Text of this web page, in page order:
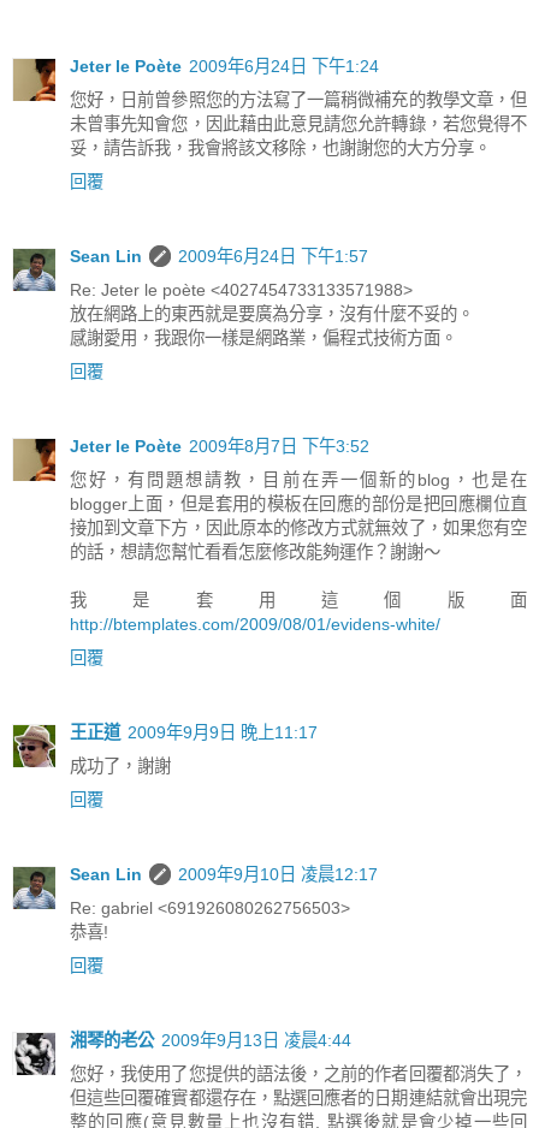
Jeter le Poète 2009年6月24日 下午1:24
您好，日前曾參照您的方法寫了一篇稍微補充的教學文章，但
未曾事先知會您，因此藉由此意見請您允許轉錄，若您覺得不
妥，請告訴我，我會將該文移除，也謝謝您的大方分享。
回覆
Sean Lin
2009年6月24日 下午1:57
Re: Jeter le poète <4027454733133571988>
放在網路上的東西就是要廣為分享，沒有什麼不妥的。
感謝愛用，我跟你一樣是網路業，偏程式技術方面。
回覆
Jeter le Poète 2009年8月7日 下午3:52
您好，有問題想請教，目前在弄一個新的blog，也是在
blogger上面，但是套用的模板在回應的部份是把回應欄位直
接加到文章下方，因此原本的修改方式就無效了，如果您有空
的話，想請您幫忙看看怎麼修改能夠運作？謝謝～
我是套用這個版面
http://btemplates.com/2009/08/01/evidens-white/
回覆
王正道 2009年9月9日 晚上11:17
成功了，謝謝
回覆
Sean Lin
2009年9月10日 凌晨12:17
Re: gabriel <691926080262756503>
恭喜!
回覆
湘琴的老公 2009年9月13日 凌晨4:44
您好，我使用了您提供的語法後，之前的作者回覆都消失了，
但這些回覆確實都還存在，點選回應者的日期連結就會出現完
整的回應(意見數量上也沒有錯, 點選後就是會少掉一些回